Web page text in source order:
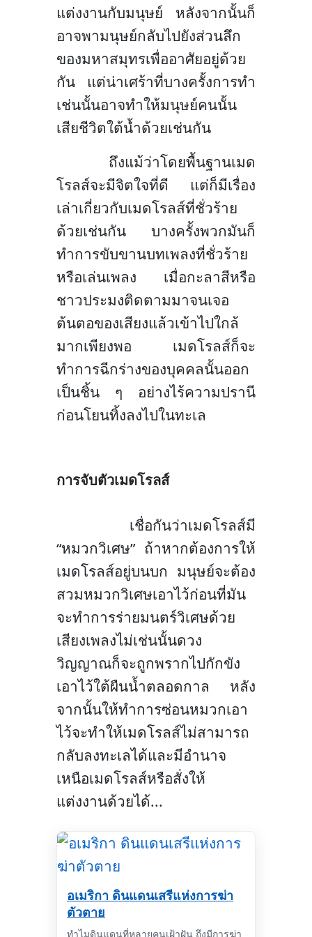
แต่งงานกับมนุษย์ หลังจากนั้นก็
อาจพามนุษย์กลับไปยังส่วนลึก
ของมหาสมุทรเพื่ออาศัยอยู่ด้วย
กัน แต่น่าเศร้าที่บางครั้งการทำ
เช่นนั้นอาจทำให้มนุษย์คนนั้น
เสียชีวิตใต้น้ำด้วยเช่นกัน
ถึงแม้ว่าโดยพื้นฐานเมด
โรลส์จะมีจิตใจที่ดี แต่ก็มีเรื่อง
เล่าเกี่ยวกับเมดโรลส์ที่ชั่วร้าย
ด้วยเช่นกัน บางครั้งพวกมันก็
ทำการขับขานบทเพลงที่ชั่วร้าย
หรือเล่นเพลง เมื่อกะลาสีหรือ
ชาวประมงติดตามมาจนเจอ
ต้นตอของเสียงแล้วเข้าไปใกล้
มากเพียงพอ เมดโรลส์ก็จะ
ทำการฉีกร่างของบุคคลนั้นออก
เป็นชิ้น ๆ อย่างไร้ความปรานี
ก่อนโยนทิ้งลงไปในทะเล
การจับตัวเมดโรลส์
เชื่อกันว่าเมดโรลส์มี
“หมวกวิเศษ” ถ้าหากต้องการให้
เมดโรลส์อยู่บนบก มนุษย์จะต้อง
สวมหมวกวิเศษเอาไว้ก่อนที่มัน
จะทำการร่ายมนตร์วิเศษด้วย
เสียงเพลงไม่เช่นนั้นดวง
วิญญาณก็จะถูกพรากไปกักขัง
เอาไว้ใต้ผืนน้ำตลอดกาล หลัง
จากนั้นให้ทำการซ่อนหมวกเอา
ไว้จะทำให้เมดโรลส์ไม่สามารถ
กลับลงทะเลได้และมีอำนาจ
เหนือเมดโรลส์หรือสั่งให้
แต่งงานด้วยได้...
อเมริกา ดินแดนเสรีแห่งการฆ่า
ตัวตาย
ทำไมดินแดนที่หลายคนเฝ้าฝัน ถึงมีการฆ่า